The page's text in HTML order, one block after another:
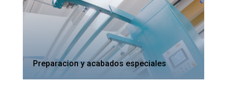
Preparacion y acabados especiales